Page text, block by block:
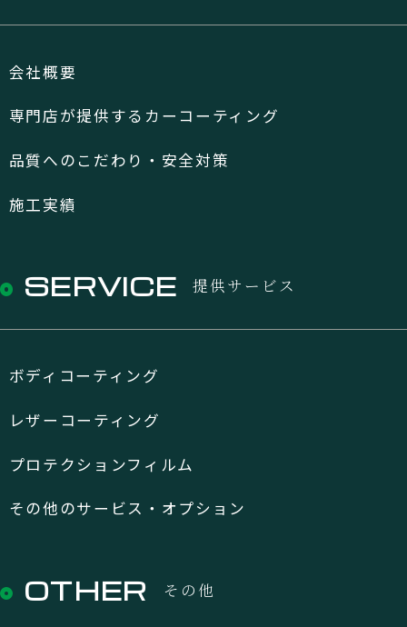
会社概要
専門店が提供するカーコーティング
品質へのこだわり・安全対策
施工実績
SERVICE 提供サービス
ボディコーティング
レザーコーティング
プロテクションフィルム
その他のサービス・オプション
OTHER その他